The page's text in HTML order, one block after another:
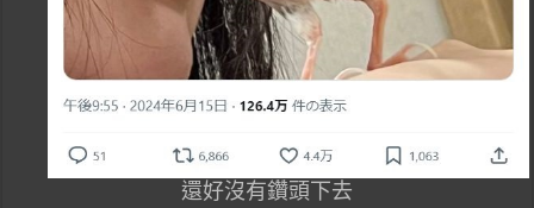
還好沒有鑽頭下去